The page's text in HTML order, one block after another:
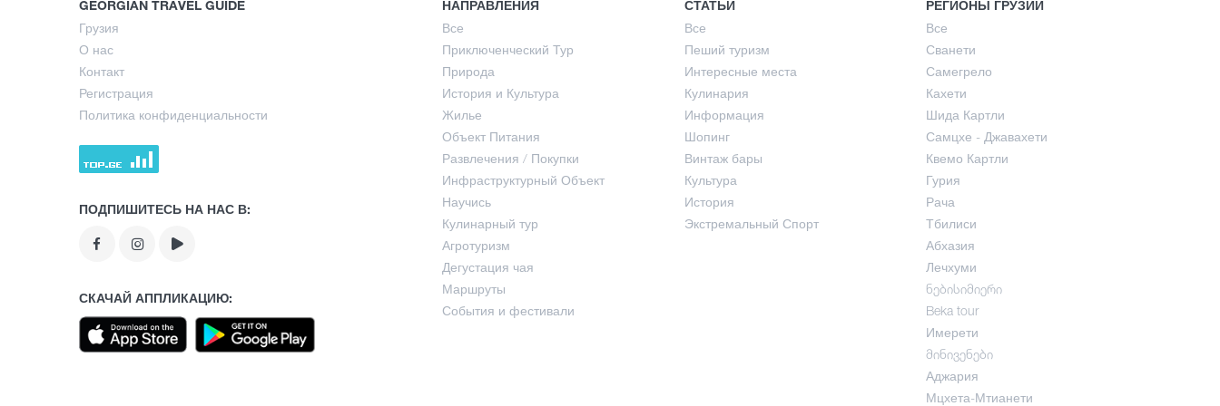
Жилье
Научись
Осень
НАПРАВЛЕНИЯ
Все
Приключенческий Тур
Природа
История и Культура
Жилье
Объект Питания
Развлечения / Покупки
Инфраструктурный Объект
Научись
Кулинарный тур
Агротуризм
Дегустация чая
Маршруты
События и фестивали
СТАТЬИ
Все
Пеший туризм
Интересные места
Кулинария
Информация
Шопинг
Винтаж бары
Культура
История
Экстремальный Спорт
РЕГИОНЫ ГРУЗИИ
Все
Сванети
Самегрело
Кахети
Шида Картли
Самцхе - Джавахети
Квемо Картли
Гурия
Рача
Тбилиси
Абхазия
Лечхуми
ნებისიმიერი
Beka tour
Имерети
მინივენები
Аджария
Мцхета-Мтианети
GEORGIAN TRAVEL GUIDE
Грузия
О нас
Контакт
Регистрация
Политика конфиденциальности
ПОДПИШИТЕСЬ НА НАС В:
СКАЧАЙ АППЛИКАЦИЮ: